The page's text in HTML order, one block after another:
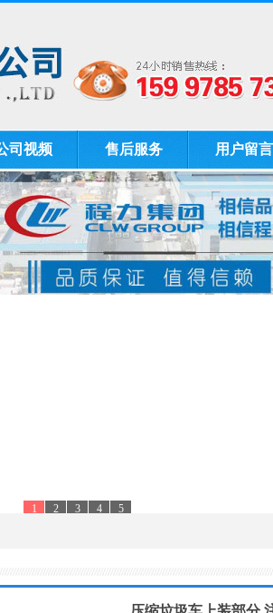
司视频 售后服务 用户留言
5
4
3
2
1